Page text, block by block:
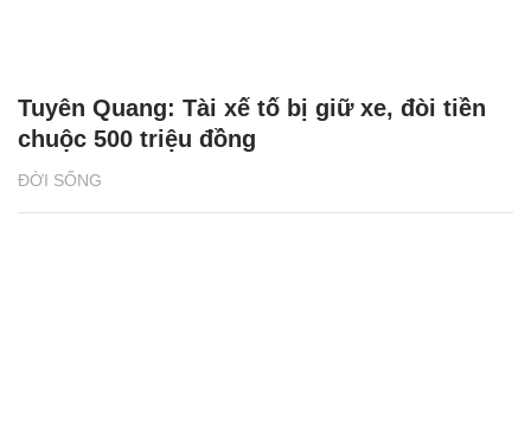
ĐỜI SỐNG
Tuyên Quang: Tài xế tố bị giữ xe, đòi tiền
chuộc 500 triệu đồng